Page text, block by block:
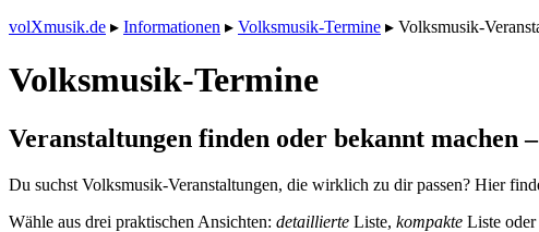
volXmusik.de ▸ Informationen ▸ Volksmusik-Termine ▸ Volksmusik-
Volksmusik-Termine
Veranstaltungen finden oder bekannt machen
Du suchst Volksmusik-Veranstaltungen, die wirklich zu dir passen? Hier
Wähle aus drei praktischen Ansichten: detaillierte Liste, kompakte Liste oder